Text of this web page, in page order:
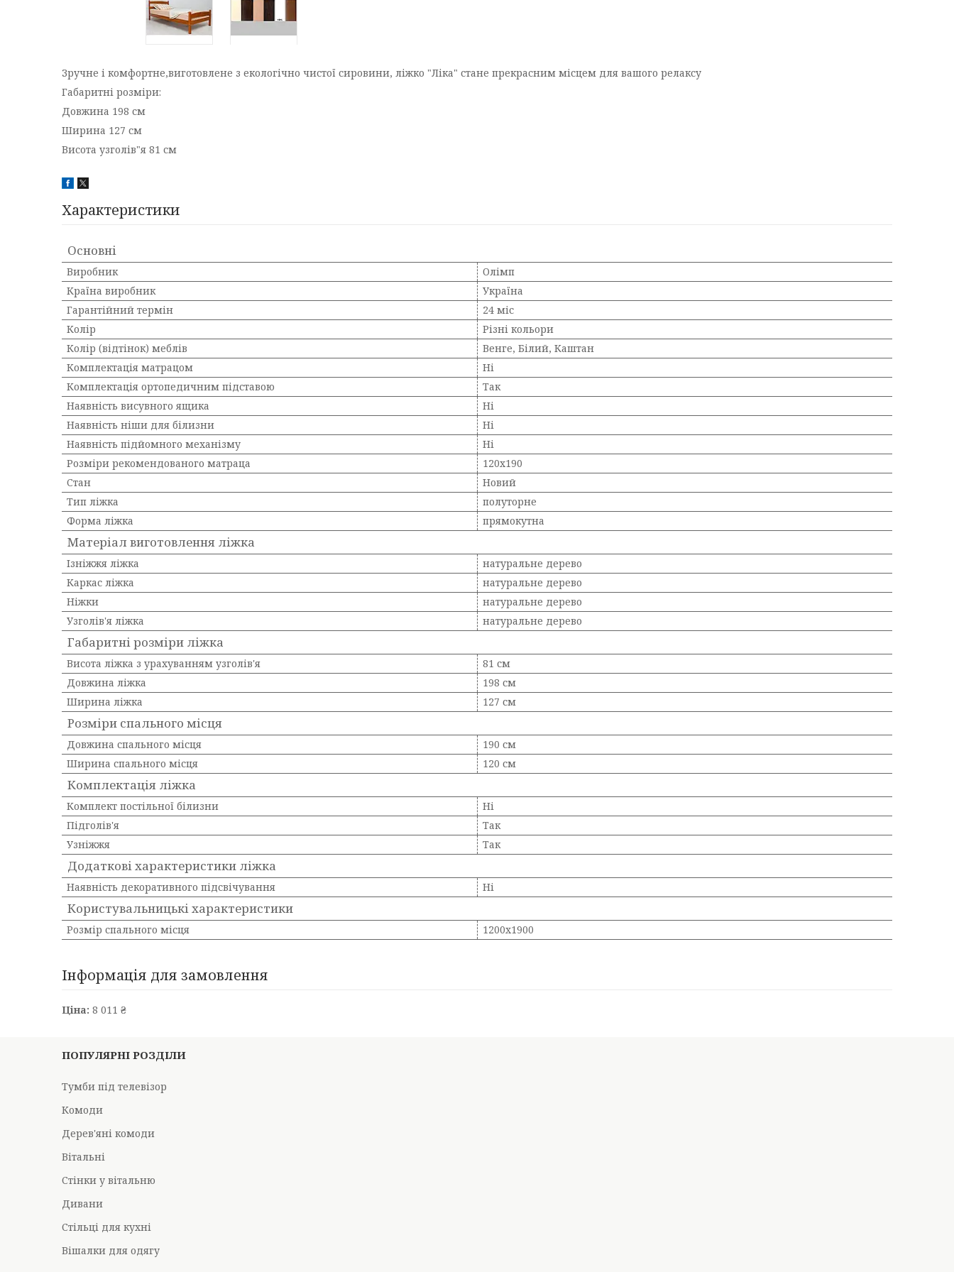
Зручне і комфортне,виготовлене з екологічно чистої сировини, ліжко "Ліка" стане прекрасним місцем для вашого релаксу
Габаритні розміри:
Довжина 198 см
Ширина 127 см
Висота узголів"я 81 см
Характеристики
Основні
Виробник
Олімп
Країна виробник
Україна
Гарантійний термін
24 міс
Колір
Різні кольори
Колір (відтінок) меблів
Венге, Білий, Каштан
Комплектація матрацом
Ні
Комплектація ортопедичним підставою
Так
Наявність висувного ящика
Ні
Наявність ніши для білизни
Ні
Наявність підйомного механізму
Ні
Розміри рекомендованого матраца
120х190
Стан
Новий
Тип ліжка
полуторне
Форма ліжка
прямокутна
Матеріал виготовлення ліжка
Ізніжжя ліжка
натуральне дерево
Каркас ліжка
натуральне дерево
Ніжки
натуральне дерево
Узголів'я ліжка
натуральне дерево
Габаритні розміри ліжка
Висота ліжка з урахуванням узголів'я
81 см
Довжина ліжка
198 см
Ширина ліжка
127 см
Розміри спального місця
Довжина спального місця
190 см
Ширина спального місця
120 см
Комплектація ліжка
Комплект постільної білизни
Ні
Підголів'я
Так
Узніжжя
Так
Додаткові характеристики ліжка
Наявність декоративного підсвічування Ні
Користувальницькі характеристики
Розмір спального місця 1200х1900
Інформація для замовлення
Ціна: 8 011 ₴
ПОПУЛЯРНІ РОЗДІЛИ
Тумби під телевізор
Комоди
Дерев'яні комоди
Вітальні
Стінки у вітальню
Дивани
Стільці для кухні
Вішалки для одягу